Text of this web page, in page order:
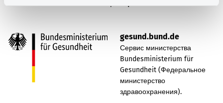
gesund.bund.de
Сервис министерства
Bundesministerium für
Gesundheit (Федеральное
министерство
здравоохранения).